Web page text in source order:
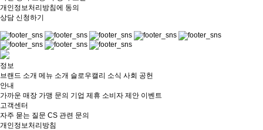
개인정보처리방침에 동의
상담 신청하기
정보
브랜드 소개 메뉴 소개 슬로우캘리 소식 사회 공헌
안내
가까운 매장 가맹 문의 기업 제휴 소비자 제안 이벤트
고객센터
자주 묻는 질문 CS 관련 문의
개인정보처리방침